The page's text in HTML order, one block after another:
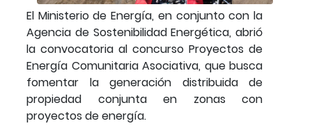
El Ministerio de Energía, en conjunto con la
Agencia de Sostenibilidad Energética, abrió
la convocatoria al concurso Proyectos de
Energía Comunitaria Asociativa, que busca
fomentar la generación distribuida de
propiedad conjunta en zonas con
proyectos de energía.